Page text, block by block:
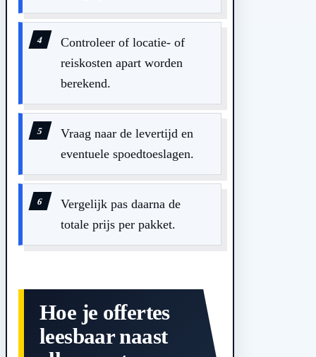
Controleer of locatie- of
reiskosten apart worden
berekend.
Vraag naar de levertijd en
eventuele spoedtoeslagen.
Vergelijk pas daarna de
totale prijs per pakket.
Hoe je offertes
leesbaar naast